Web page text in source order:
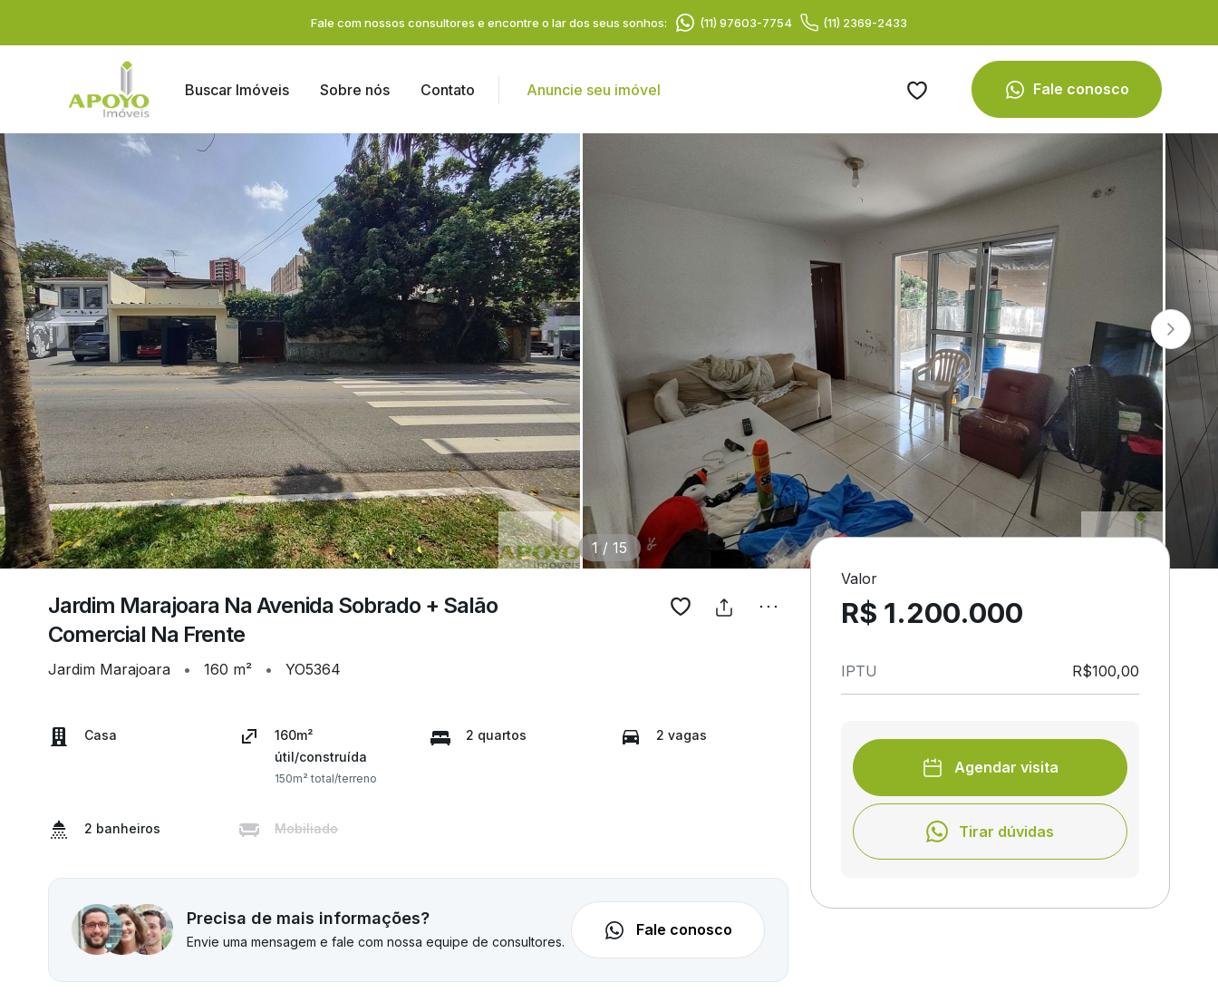
Fale com nossos consultores e encontre o lar dos seus sonhos: (11) 97603-7754 (11) 2369-2433
Buscar Imóveis Sobre nós Contato Anuncie seu imóvel Fale conosco
1 / 15
Jardim Marajoara Na Avenida Sobrado + Salão
Comercial Na Frente
Jardim Marajoara • 160 m² • YO5364
Casa
160m²
útil/construída
150m² total/terreno
2 quartos 2 vagas
2 banheiros Mobiliado
Precisa de mais informações?
Envie uma mensagem e fale com nossa equipe de consultores.
Fale conosco
Valor
R$ 1.200.000
IPTU R$100,00
Agendar visita
Tirar dúvidas